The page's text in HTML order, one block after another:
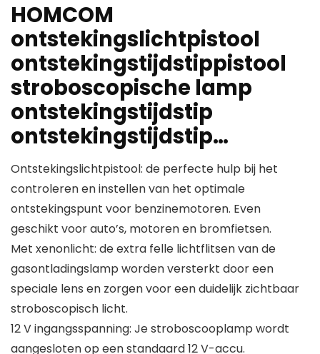
HOMCOM
ontstekingslichtpistool
ontstekingstijdstippistool
stroboscopische lamp
ontstekingstijdstip
ontstekingstijdstip…
Ontstekingslichtpistool: de perfecte hulp bij het
controleren en instellen van het optimale
ontstekingspunt voor benzinemotoren. Even
geschikt voor auto’s, motoren en bromfietsen.
Met xenonlicht: de extra felle lichtflitsen van de
gasontladingslamp worden versterkt door een
speciale lens en zorgen voor een duidelijk zichtbaar
stroboscopisch licht.
12 V ingangsspanning: Je stroboscooplamp wordt
aangesloten op een standaard 12 V-accu.